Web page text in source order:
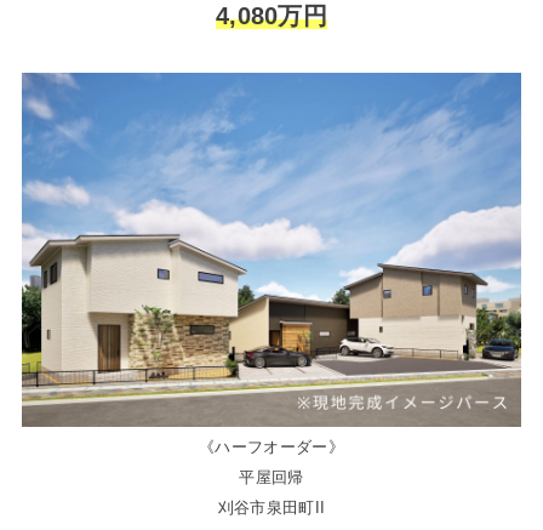
4,080万円
《ハーフオーダー》
平屋回帰
刈谷市泉田町II